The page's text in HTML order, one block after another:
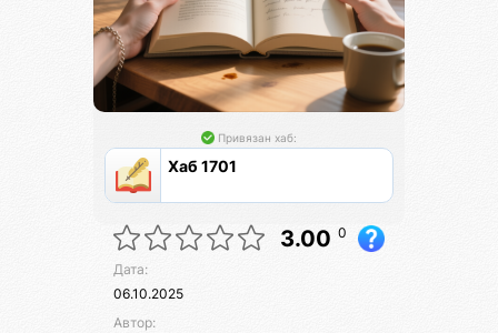
Привязан хаб:
Хаб 1701
3.00 0
Дата:
06.10.2025
Автор: